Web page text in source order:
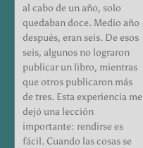
al cabo de un año, solo
quedaban doce. Medio año
después, eran seis. De esos
seis, algunos no lograron
publicar un libro, mientras
que otros publicaron más
de tres. Esta experiencia me
dejó una lección
importante: rendirse es
fácil. Cuando las cosas se